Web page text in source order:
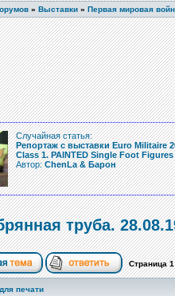
» Выставки » Первая мировая
Случайная статья:
Репортаж с выставки Euro Militaire
Class 1. PAINTED Single Foot
Автор:ChenLa & Барон
труба.
Страница1
печати